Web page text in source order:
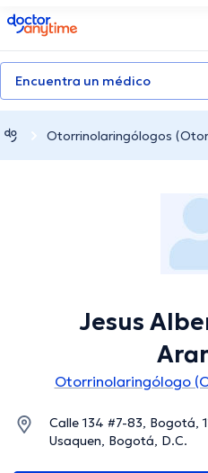
doctoranytime
Encuentra un médico
Otorrinolaringólogos
Jesus
Otorrinolaringólogo
Calle 134 #7-83, Bogotá,
Usaquen, Bogotá, D.C.